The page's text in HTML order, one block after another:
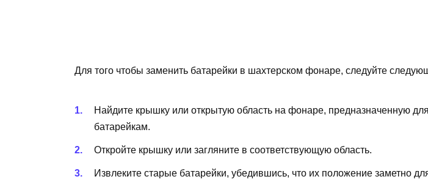
Для того чтобы заменить батарейки в шахтерском фонаре, следуйте
Найдите крышку или открытую область на фонаре, предназначенную
батарейкам.
Откройте крышку или загляните в соответствующую область.
Извлеките старые батарейки, убедившись, что их положение заметно